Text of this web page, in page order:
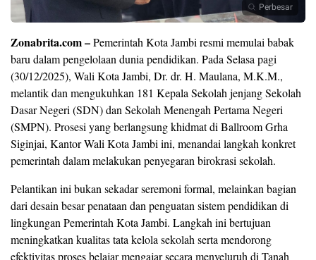
Perbesar
Zonabrita.com –Pemerintah Kota Jambi resmi memulai babak
baru dalam pengelolaan dunia pendidikan. Pada Selasa pagi
(30/12/2025), Wali Kota Jambi, Dr. dr. H. Maulana, M.K.M.,
melantik dan mengukuhkan 181 Kepala Sekolah jenjang Sekolah
Dasar Negeri (SDN) dan Sekolah Menengah Pertama Negeri
(SMPN). Prosesi yang berlangsung khidmat di Ballroom Grha
Siginjai, Kantor Wali Kota Jambi ini, menandai langkah konkret
pemerintah dalam melakukan penyegaran birokrasi sekolah.
Pelantikan ini bukan sekadar seremoni formal, melainkan bagian
dari desain besar penataan dan penguatan sistem pendidikan di
lingkungan Pemerintah Kota Jambi. Langkah ini bertujuan
meningkatkan kualitas tata kelola sekolah serta mendorong
efektivitas proses belajar mengajar secara menyeluruh di Tanah